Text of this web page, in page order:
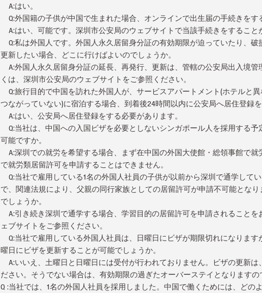
A:はい。
Q:外国籍の子供が中国で生まれた場合、オンラインで出生届の手続きをす
A:はい、可能です。深圳市公安局のウェブサイトで当該手続きをすること
Q:私は外国人です。外国人永久居留身分証の有効期限が迫っていたり、
更新したい場合、どこに行けばよいのでしょうか。
A:外国人永久居留身分証の延長、再発行、更新は、管轄の公安局出入境
くは、深圳市公安局のウェブサイトをご参照ください。
Q:旅行目的で中国を訪れた外国人が、サービスアパートメント(ホテルと
つながっていない)に宿泊する場合、到着後24時間以内に公安局へ居住登録
A:はい、公安局へ居住登録をする必要があります。
Q:当社は、中国への入国ビザを必要としないシンガポール人を採用する
可能ですか。
A:深圳での就労を希望する場合、まず在中国の外国大使館・総領事館で
で就労類居留許可を申請することはできません。
Q:当社で雇用している1名の外国人社員の子供が以前から深圳で通学して
で、関連法規により、父親の同行家族としての居留許可が申請不可能とな
でしょうか。
A:引き続き深圳で通学する場合、学習目的の居留許可を申請されること
ェブサイトをご参照ください。
Q:当社で雇用している外国人社員は、日曜日にビザが期限切れになりま
曜日にビザを更新することが可能でしょうか。
A:いいえ、土曜日と日曜日には受付が行われておりません。ビザの更新は
ださい。そうでない場合は、有効期限の過ぎたオーバーステイとなりますの
Q :当社では、1名の外国人社員を採用しました。中国で働くためには、どの